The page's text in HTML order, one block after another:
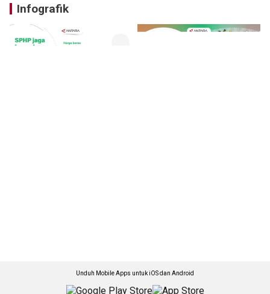
Infografik
Unduh Mobile Apps untuk iOS dan Android